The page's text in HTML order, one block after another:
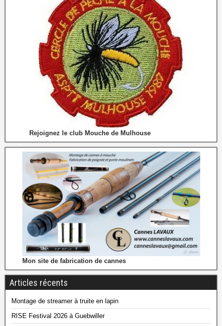
Rejoignez le club Mouche de Mulhouse
Mon site de fabrication de cannes
Articles récents
Montage de streamer à truite en lapin
RISE Festival 2026 à Guebwiller